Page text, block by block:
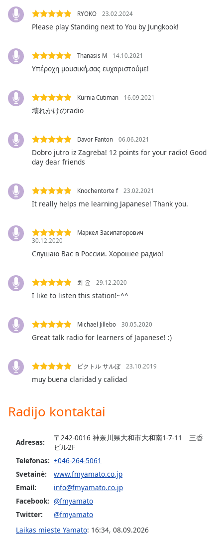
descriptions
off
Subtitles
subtitles
opens
subtitles
settings
subtitles
off
selected
Track
Fullscreen
This
modal
window.
dialog
will
cancel
the
Opacity
Color
RYOKO 23.02.2024
Please play Standing next to You by Jungkook!
Thanasis M 14.10.2021
Υπέροχη μουσική,σας ευχαριστούμε!
Kurnia Cutiman 16.09.2021
壊れかけのradio
Davor Fanton 06.06.2021
Dobro jutro iz Zagreba! 12 points for your radio! Good
day dear friends
Knochentorte f 23.02.2021
It really helps me learning Japanese! Thank you.
Маркел Засипаторович
30.12.2020
Слушаю Вас в России. Хорошее радио!
최 윤 29.12.2020
I like to listen this station!~^^
Michael Jillebo 30.05.2020
Great talk radio for learners of Japanese! :)
ビクトル サルぼ 23.10.2019
muy buena claridad y calidad
Radijo kontaktai
Adresas:
〒242-0016 神奈川県大和市大和南1-7-11 三香
ビル2F
Telefonas: +046-264-5061
Svetainė:
www.fmyamato.co.jp
Email:
info@fmyamato.co.jp
Facebook: @fmyamato
Twitter:
@fmyamato
Laikas mieste Yamato: 16:34, 08.09.2026